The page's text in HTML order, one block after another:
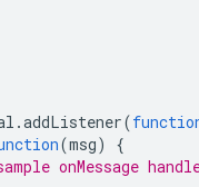
.addListener(
(msg)
{
onMessage